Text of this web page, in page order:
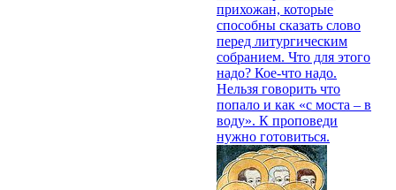
прихожан, которые
способны сказать слово
перед литургическим
собранием. Что для этого
надо? Кое-что надо.
Нельзя говорить что
попало и как «с моста – в
воду». К проповеди
нужно готовиться.